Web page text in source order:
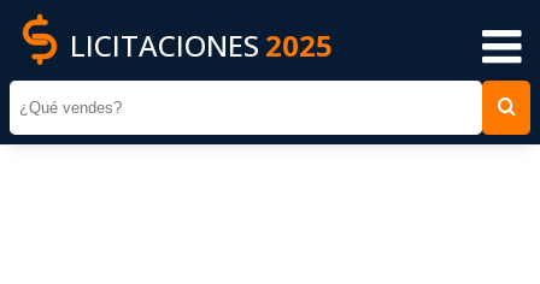
LICITACIONES 2025